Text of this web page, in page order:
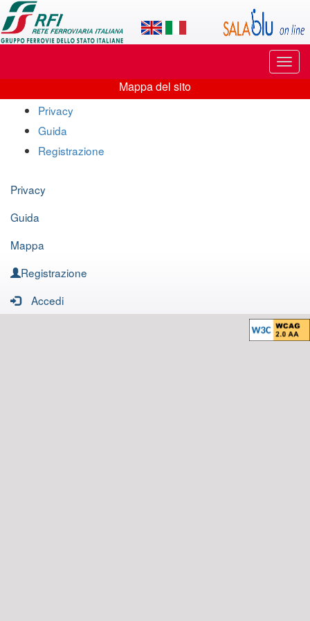
Applicazione
SalaBlu
Online
di
Rete
Ferroviaria
Italiana
di
Mappa
sito
Mappa del sito
Privacy
Guida
Registrazione
Privacy
Guida
Mappa
Registrazione
Accedi